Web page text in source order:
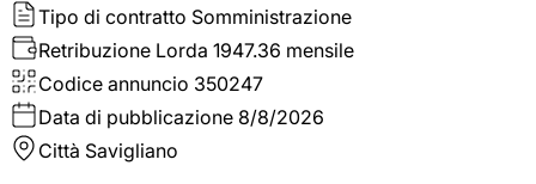
Tipo di contratto Somministrazione
Retribuzione Lorda 1947.36 mensile
Codice annuncio 350247
Data di pubblicazione 8/8/2026
Città Savigliano